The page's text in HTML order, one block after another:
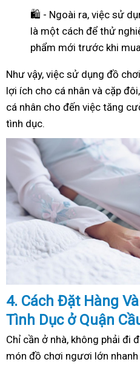
🛍️ - Ngoài ra, việc sử
là một cách để thử
phẩm mới trước khi
Như vậy, việc sử dụng đồ
lợi ích cho cá nhân và cặp
cá nhân cho đến việc tăng
tình dục.
4. Cách Đặt Hàng
Tình Dục ở Quận
Chỉ cần ở nhà, không phải đi
món đồ chơi ngươi lớn